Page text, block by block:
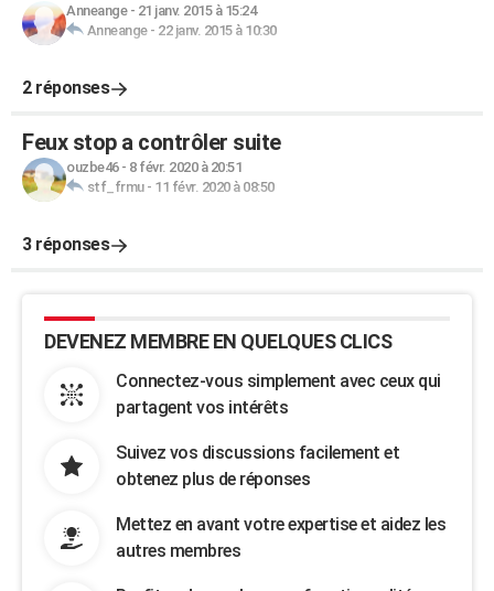
Anneange- 21 janv. 2015 à 15:24
Anneange- 22 janv. 2015 à 10:30
2 réponses
Feux stop a contrôler suite
ouzbe46- 8 févr. 2020 à 20:51
stf_frmu- 11 févr. 2020 à 08:50
3 réponses
DEVENEZ MEMBRE EN QUELQUES CLICS
Connectez-vous simplement avec ceux qui
partagent vos intérêts
Suivez vos discussions facilement et
obtenez plus de réponses
Mettez en avant votre expertise et aidez les
autres membres